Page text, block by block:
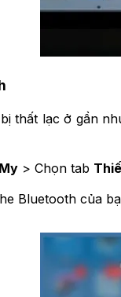
thất lạc ở gần
> Chọn tab
Bluetooth của